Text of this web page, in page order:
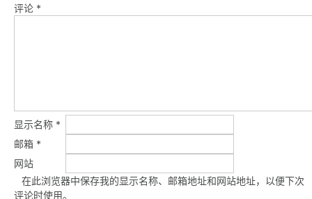
评论 *
显示名称 *
邮箱 *
网站
在此浏览器中保存我的显示名称、邮箱地址和网站地址，以便下次
评论时使用。